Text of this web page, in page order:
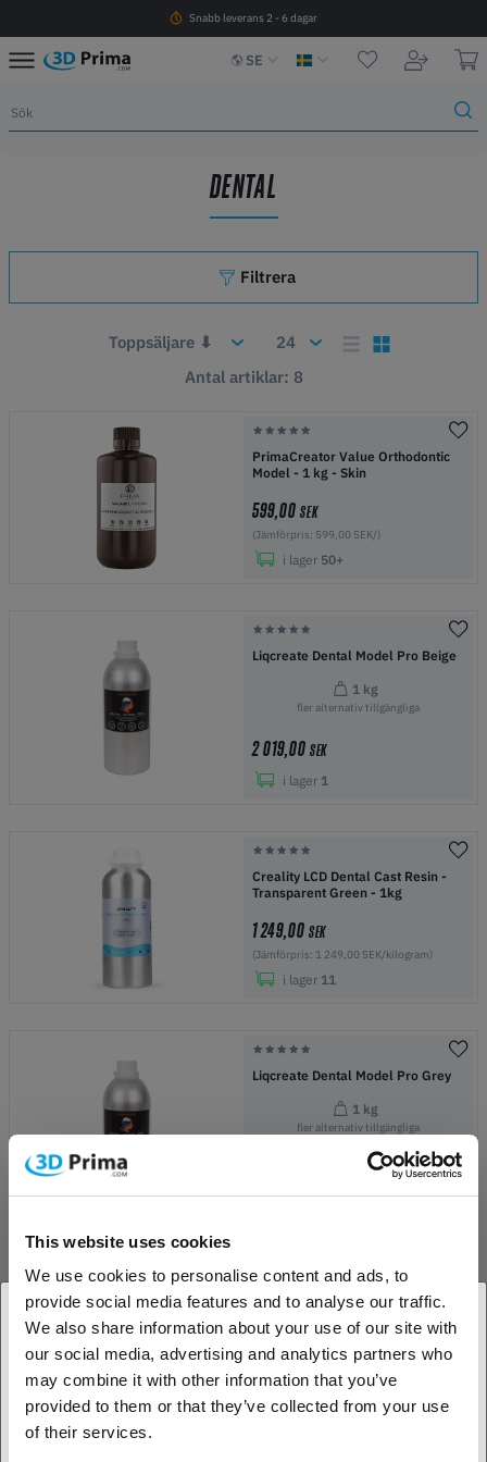
This website uses cookies
We use cookies to personalise content and ads, to
provide social media features and to analyse our traffic.
We also share information about your use of our site with
our social media, advertising and analytics partners who
may combine it with other information that you’ve
provided to them or that they’ve collected from your use
of their services.
Snabb leverans 2 - 6 dagar
SE
DENTAL
Filtrera
Antal artiklar: 8
PrimaCreator Value Orthodontic
Model - 1 kg - Skin
599,00 SEK
(Jämförpris: 599,00 SEK/)
i lager 50+
Liqcreate Dental Model Pro Beige
1 kg
fler alternativ tillgängliga
2 019,00 SEK
i lager 1
Creality LCD Dental Cast Resin -
Transparent Green - 1kg
1 249,00 SEK
(Jämförpris: 1 249,00 SEK/kilogram)
i lager 11
Liqcreate Dental Model Pro Grey
1 kg
fler alternativ tillgängliga
i lager2
BASF Ultracur3D DM 2304 Gingiva
Mask - 1 kg
2 595,00SEK
(Jämförpris: 2 595,00 SEK/kilogram)
Beställd - Obekräftat
1. Är du en företagskund eller en privatkund?
Företagskund